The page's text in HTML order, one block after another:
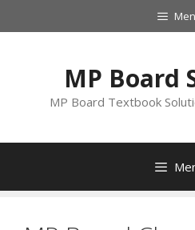
to
MP Board
MP Board Textbook